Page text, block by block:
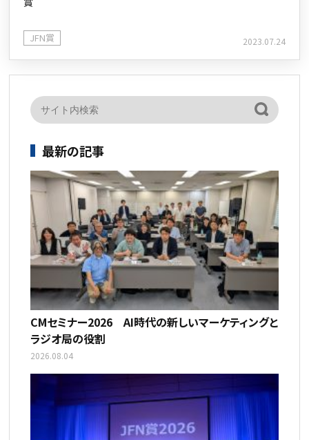
JFN賞 2023.07.24
最新の記事
CMセミナー2026 AI時代の新しいマーケティングと
ラジオ局の役割
2026.08.04